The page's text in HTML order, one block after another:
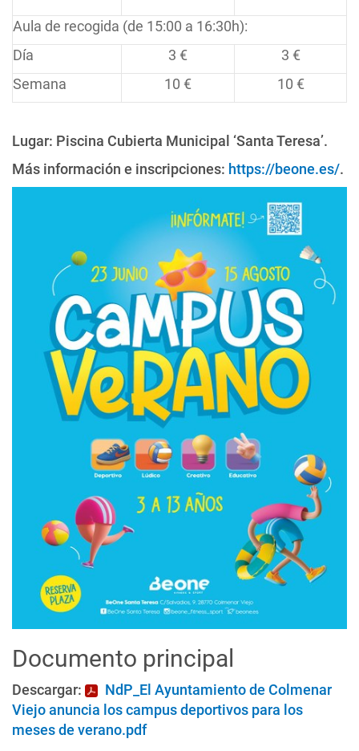
Aula de recogida (de 15:00 a 16:30h):
Día
3 €
3 €
Semana
10 € 10 €
Lugar: Piscina Cubierta Municipal ‘Santa Teresa’.
Más información e inscripciones: https://beone.es/.
Documento principal
Descargar:
NdP_El Ayuntamiento de Colmenar
Viejo anuncia los campus deportivos para los
meses de verano.pdf